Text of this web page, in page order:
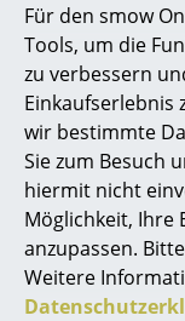
Für den smow
Tools, um die
zu verbessern
Einkaufserlebnis
wir bestimmte
Sie zum Besuch
hiermit nicht
Möglichkeit, Ihre
anzupassen.
Weitere
Doppelbetten
Einzelbetten
Stapelbetten
Kinderbetten
Nachttische
... alle Betten
Muuto Folded